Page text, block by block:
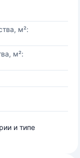
м²:
м²:
и типе